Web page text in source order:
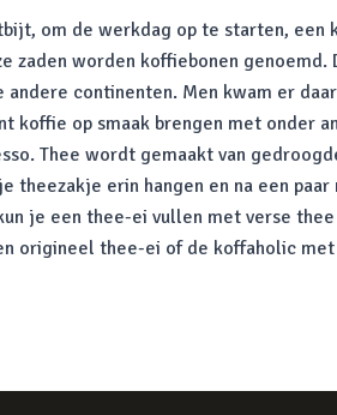
om de werkdag op te starten, een
zaden worden koffiebonen
continenten. Men kwam er
koffie op smaak brengen met onder
Thee wordt gemaakt van
erin hangen en na een paar
je een thee-ei vullen met verse
origineel thee-ei of de koffaholic